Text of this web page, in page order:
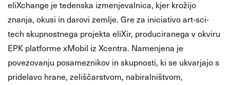
eliXchange je tedenska izmenjevalnica, kjer krožijo
znanja, okusi in darovi zemlje. Gre za iniciativo art-sci-
tech skupnostnega projekta eliXir, produciranega v okviru
EPK platforme xMobil iz Xcentra. Namenjena je
povezovanju posameznikov in skupnosti, ki se ukvarjajo s
pridelavo hrane, zeliščarstvom, nabiralništvom,